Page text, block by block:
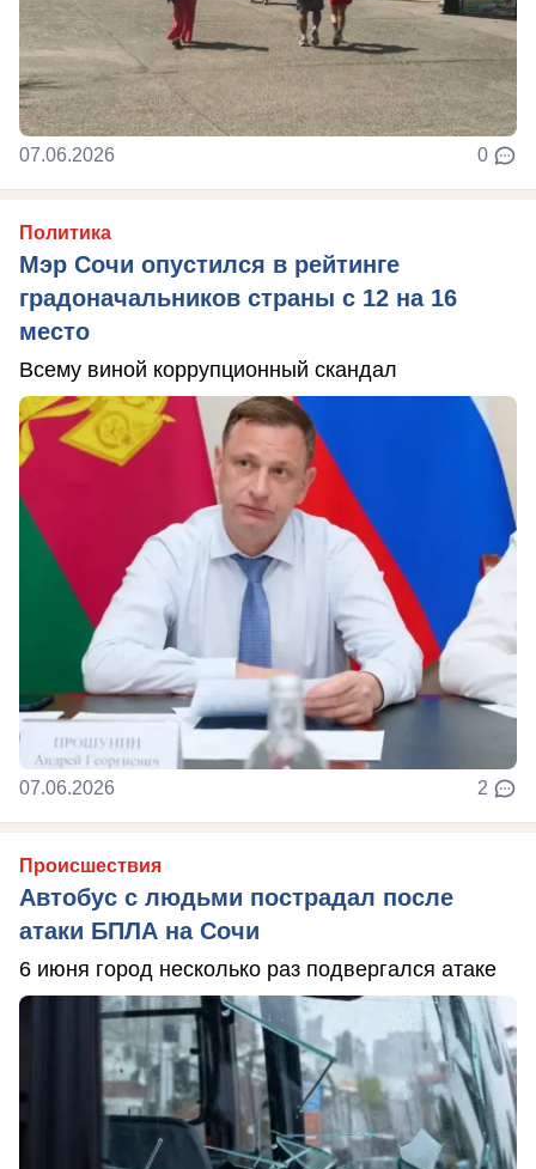
07.06.2026 0
Политика
Мэр Сочи опустился в рейтинге
градоначальников страны с 12 на 16
место
Всему виной коррупционный скандал
07.06.2026 2
Происшествия
Автобус с людьми пострадал после
атаки БПЛА на Сочи
6 июня город несколько раз подвергался атаке